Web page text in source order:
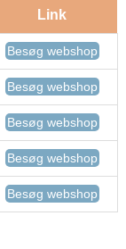
Link
Besøg webshop
Besøg webshop
Besøg webshop
Besøg webshop
Besøg webshop